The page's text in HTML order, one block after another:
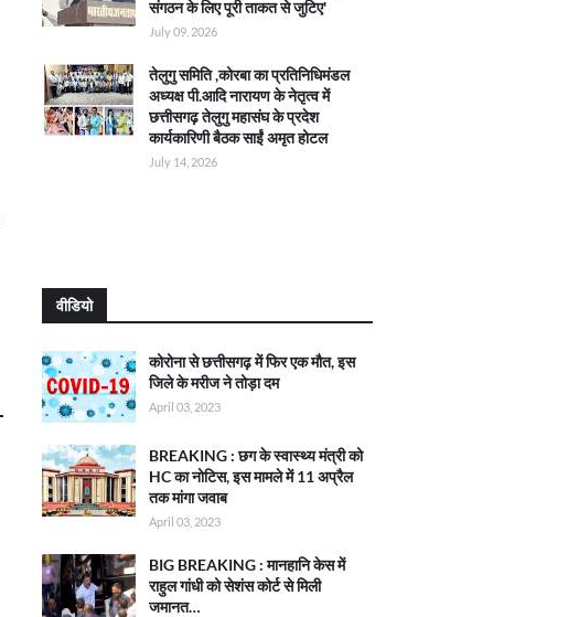
संगठन के लिए पूरी ताकत से जुटिए'
July 09, 2026
तेलुगु समिति ,कोरबा का प्रतिनिधिमंडल
अध्यक्ष पी.आदि नारायण के नेतृत्व में
छत्तीसगढ़ तेलुगु महासंघ के प्रदेश
कार्यकारिणी बैठक साईं अमृत होटल
July 14, 2026
वीडियो
कोरोना से छत्तीसगढ़ में फिर एक मौत, इस
जिले के मरीज ने तोड़ा दम
April 03, 2023
BREAKING : छग के स्वास्थ्य मंत्री को
HC का नोटिस, इस मामले में 11 अप्रैल
तक मांगा जवाब
April 03, 2023
BIG BREAKING : मानहानि केस में
राहुल गांधी को सेशंस कोर्ट से मिली
जमानत…